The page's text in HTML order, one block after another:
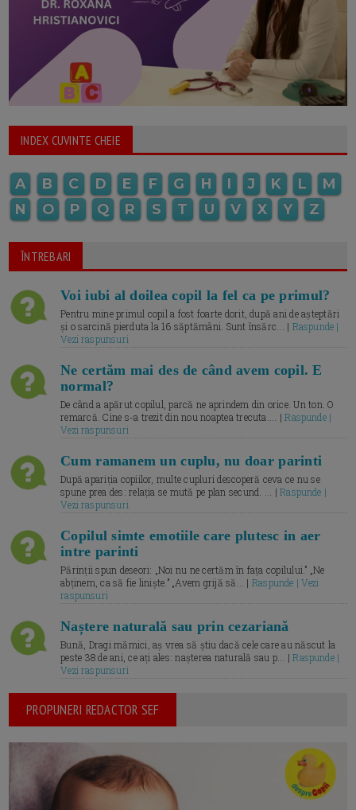
INDEX CUVINTE CHEIE
A B C D E F G H I J K L
M
N
O P Q R S T U V X Y Z
ÎNTREBARI
Voi iubi al doilea copil la fel ca pe primul?
Pentru mine primul copil a fost foarte dorit, după ani de așteptări
și o sarcină pierduta la 16 săptămâni. Sunt însărc... | Raspunde |
Vezi raspunsuri
Ne certăm mai des de când avem copil. E
normal?
De când a apărut copilul, parcă ne aprindem din orice. Un ton. O
remarcă. Cine s-a trezit din nou noaptea trecuta.... |Raspunde |
Vezi raspunsuri
Cum ramanem un cuplu, nu doar parinti
După apariția copiilor, multe cupluri descoperă ceva ce nu se
spune prea des: relația se mută pe plan secund. ... |Raspunde |
Vezi raspunsuri
Copilul simte emotiile care plutesc in aer
intre parinti
Părinții spun deseori: „Noi nu ne certăm în fața copilului.” „Ne
abținem, ca să fie liniște.” „Avem grijă să... | Raspunde | Vezi
raspunsuri
Naștere naturală sau prin cezariană
Bună, Dragi mămici, aș vrea să știu dacă cele care au născut la
peste 38 de ani, ce ați ales: nașterea naturală sau p... |Raspunde |
Vezi raspunsuri
PROPUNERI REDACTOR SEF